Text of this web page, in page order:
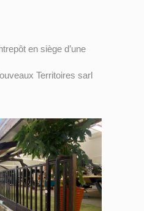
en siège d’une
Territoires sarl